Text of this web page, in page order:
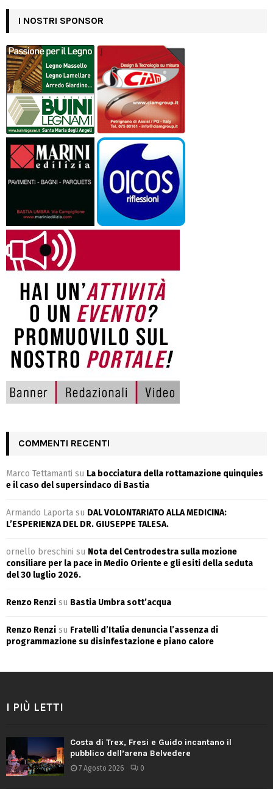
I NOSTRI SPONSOR
COMMENTI RECENTI
Marco Tettamanti su La bocciatura della rottamazione quinquies
e il caso del supersindaco di Bastia
Armando Laporta su DAL VOLONTARIATO ALLA MEDICINA:
L’ESPERIENZA DEL DR. GIUSEPPE TALESA.
ornello breschini su Nota del Centrodestra sulla mozione
consiliare per la pace in Medio Oriente e gli esiti della seduta
del 30 luglio 2026.
Renzo Renzi su Bastia Umbra sott’acqua
Renzo Renzi su Fratelli d’Italia denuncia l’assenza di
programmazione su disinfestazione e piano calore
I PIÙ LETTI
Costa di Trex, Fresi e Guido incantano il
pubblico dell’arena Belvedere
7 Agosto 2026 0